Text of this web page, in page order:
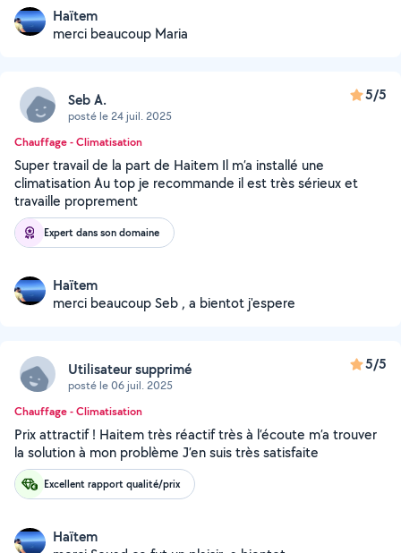
Haïtem
merci beaucoup Maria
Seb A.
posté le 24 juil. 2025
5/5
Chauffage - Climatisation
Super travail de la part de Haitem Il m’a installé une
climatisation Au top je recommande il est très sérieux et
travaille proprement
Expert dans son domaine
Haïtem
merci beaucoup Seb , a bientot j'espere
Utilisateur supprimé
posté le 06 juil. 2025
5/5
Chauffage - Climatisation
Prix attractif ! Haitem très réactif très à l’écoute m’a trouver
la solution à mon problème J’en suis très satisfaite
Excellent rapport qualité/prix
Haïtem